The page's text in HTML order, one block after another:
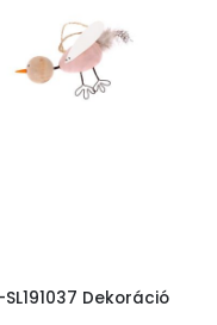
SL191037 Dekoráció